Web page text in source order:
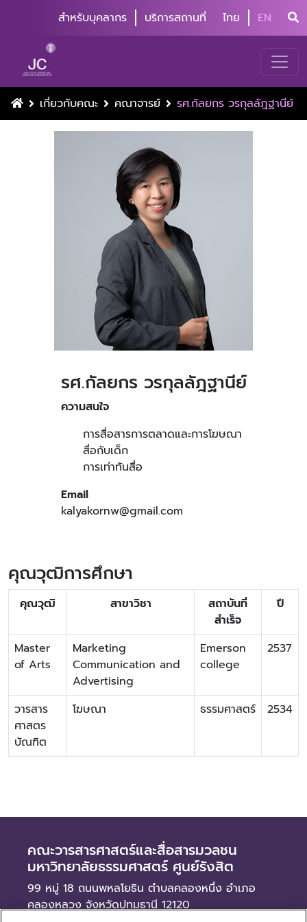
สำหรับบุคลากร บริการสถานที่ ไทย EN
เกี่ยวกับคณะ คณาจารย์ รศ.กัลยกร วรกุลลัฎฐานีย์
รศ.กัลยกร วรกุลลัฎฐานีย์
ความสนใจ
การสื่อสารการตลาดและการโฆษณา
สื่อกับเด็ก
การเท่าทันสื่อ
Email
kalyakornw@gmail.com
คุณวุฒิการศึกษา
คุณวุฒิ สาขาวิชา
สถาบันที่
สำเร็จ
ปี
Master
of Arts
Marketing
Communication and
Advertising
Emerson
college
2537
วารสาร
ศาสตร
บัณฑิต
โฆษณา ธรรมศาสตร์ 2534
คณะวารสารศาสตร์และสื่อสารมวลชน
มหาวิทยาลัยธรรมศาสตร์ ศูนย์รังสิต
99 หมู่ 18 ถนนพหลโยธิน ตำบลคลองหนึ่ง อำเภอ
คลองหลวง จังหวัดปทุมธานี 12120